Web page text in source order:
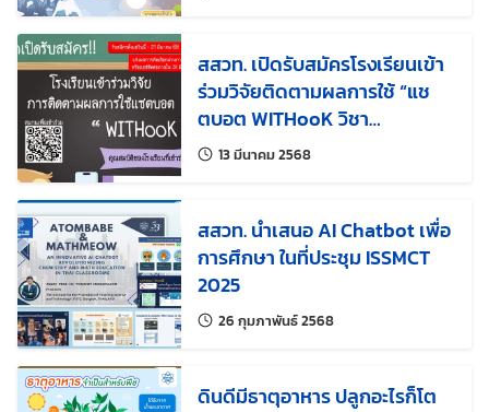
สสวท. เปิดรับสมัครโรงเรียนเข้า
ร่วมวิจัยติดตามผลการใช้ “แช
ตบอต WITHooK วิชา
วิทยาศาสตร์” ชั้นประถมศึกษาปี
13 มีนาคม 2568แก้ไขล่าสุดเมื่อ:
สสวท. นำเสนอ AI Chatbot เพื่อ
การศึกษา ในที่ประชุม ISSMCT
2025
26 กุมภาพันธ์ 2568แก้ไขล่าสุดเมื่อ:
ดินดีมีธาตุอาหาร ปลูกอะไรก็โต